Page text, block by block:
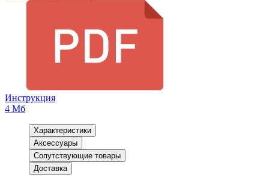
Инструкция
4 Мб
Характеристики
Аксессуары
Сопутствующие товары
Доставка